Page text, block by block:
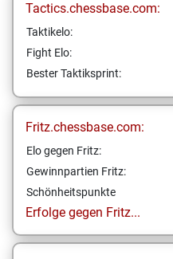
Tactics.chessbase.com:
Taktikelo:
Fight Elo:
Bester Taktiksprint:
Fritz.chessbase.com:
Elo gegen Fritz:
Gewinnpartien Fritz:
Schönheitspunkte
Erfolge gegen Fritz...